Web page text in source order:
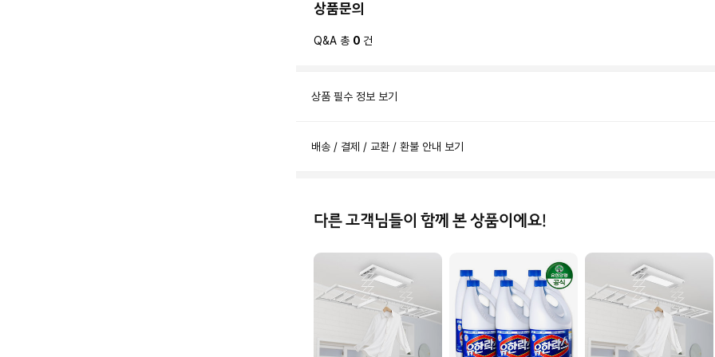
상품문의
Q&A 총 0 건
상품 필수 정보 보기
배송 / 결제 / 교환 / 환불 안내 보기
다른 고객님들이 함께 본 상품이에요!